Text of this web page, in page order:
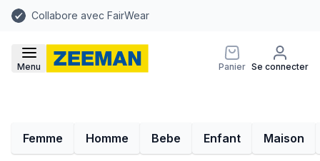
Collabore avec FairWear
Menu Panier Se connecter
Femme Homme Bebe Enfant Maison